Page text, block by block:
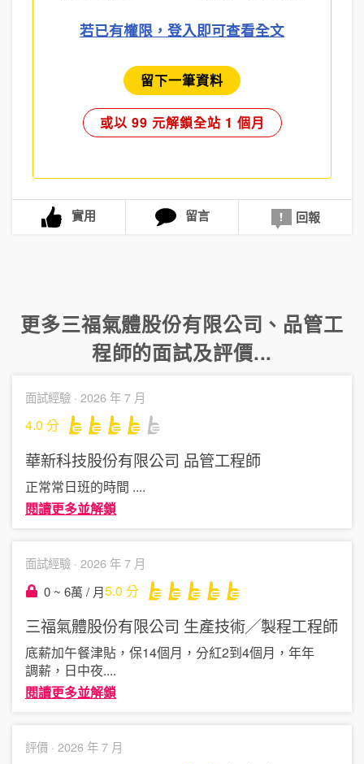
若已有權限，登入即可查看全文
留下一筆資料
或以 99 元解鎖全站 1 個月
實用 留言 回報
更多三福氣體股份有限公司 、 品管工
程師的面試及評價...
面試經驗 · 2026 年 7 月
4.0 分
華新科技股份有限公司 品管工程師
正常常日班的時間 ....
閱讀更多並解鎖
面試經驗 · 2026 年 7 月
0 ~ 6萬 / 月5.0 分
三福氣體股份有限公司 生產技術╱製程工程師
底薪加午餐津貼，保14個月，分紅2到4個月，年年
調薪，日中夜....
閱讀更多並解鎖
評價 · 2026 年 7 月